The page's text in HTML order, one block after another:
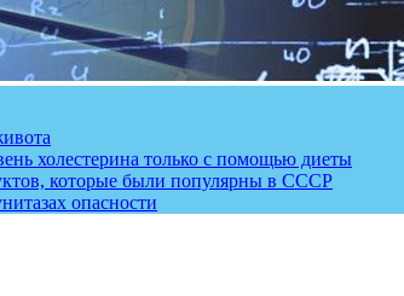
холестерина только с помощью диеты
которые были популярны в СССР
опасности